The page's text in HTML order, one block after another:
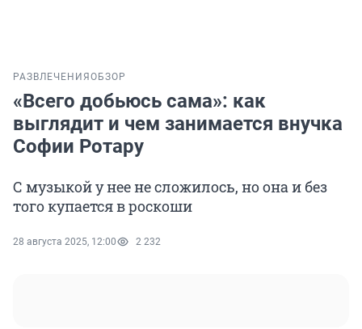
РАЗВЛЕЧЕНИЯ ОБЗОР
«Всего добьюсь сама»: как
выглядит и чем занимается внучка
Софии Ротару
С музыкой у нее не сложилось, но она и без
того купается в роскоши
28 августа 2025, 12:00 2 232